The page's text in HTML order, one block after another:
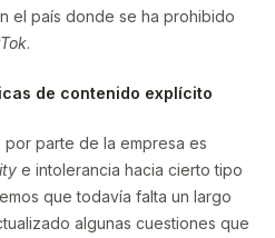
el país donde se ha prohibido
.
de contenido explícito
parte de la empresa es
e intolerancia hacia cierto tipo
que todavía falta un largo
algunas cuestiones que